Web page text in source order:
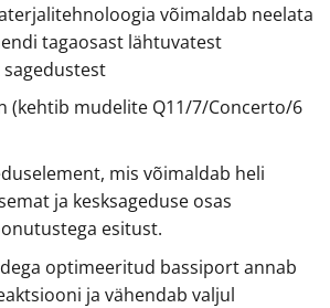
võimaldab neelata
tagaosast lähtuvatest
(kehtib mudelite Q11/7/Concerto/6
mis võimaldab heli
ja kesksageduse osas
esitust.
optimeeritud bassiport annab
ja vähendab valjul